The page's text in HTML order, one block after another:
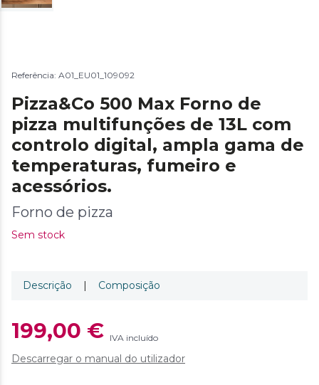
Referência: A01_EU01_109092
Pizza&Co 500 Max Forno de
pizza multifunções de 13L com
controlo digital, ampla gama de
temperaturas, fumeiro e
acessórios.
Forno de pizza
Sem stock
Descrição | Composição
199,00 € IVA incluído
Descarregar o manual do utilizador